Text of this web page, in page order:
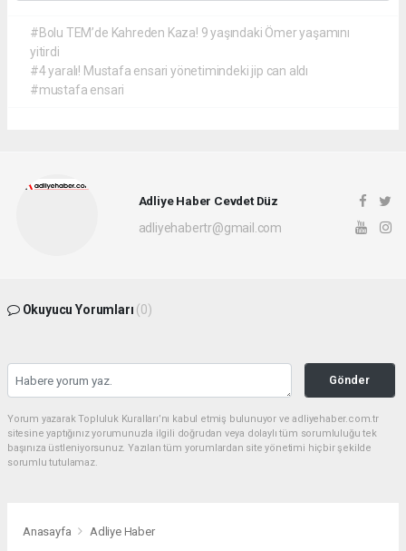
#Bolu TEM’de Kahreden Kaza! 9 yaşındaki Ömer yaşamını
yitirdi
#4 yaralı! Mustafa ensari yönetimindeki jip can aldı
#mustafa ensari
Adliye Haber Cevdet Düz
adliyehabertr@gmail.com
Okuyucu Yorumları (0)
Gönder
Yorum yazarak Topluluk Kuralları’nı kabul etmiş bulunuyor ve adliyehaber.com.tr
sitesine yaptığınız yorumunuzla ilgili doğrudan veya dolaylı tüm sorumluluğu tek
başınıza üstleniyorsunuz. Yazılan tüm yorumlardan site yönetimi hiçbir şekilde
sorumlu tutulamaz.
Anasayfa Adliye Haber